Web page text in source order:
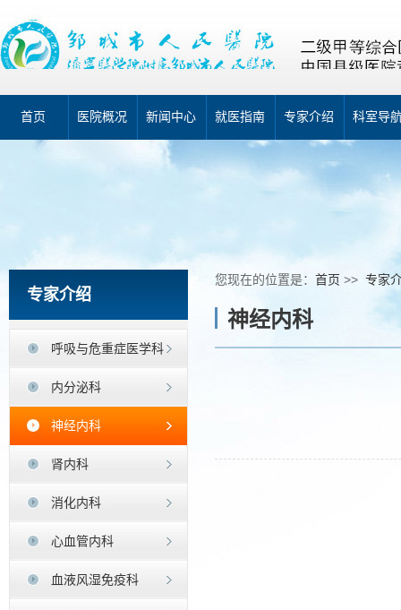
首页 医院概况 新闻中心 就医指南 专家介绍 科室导
专家介绍
呼吸与危重症医学科
内分泌科
神经内科
肾内科
消化内科
心血管内科
血液风湿免疫科
您现在的位置是： 首页 >> 专家
神经内科